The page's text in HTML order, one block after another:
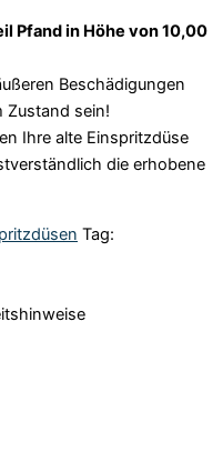
Pfand in Höhe von 10,00
Beschädigungen
Zustand sein!
Ihre alte Einspritzdüse
die erhobene
Tag: